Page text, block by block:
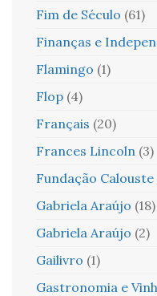
Fim de Século (61)
Finanças e
Flamingo (1)
Flop (4)
Français (20)
Frances Lincoln (3)
Fundação Calouste
Gabriela Araújo (18)
Gabriela Araújo (2)
Gailivro (1)
Gastronomia e